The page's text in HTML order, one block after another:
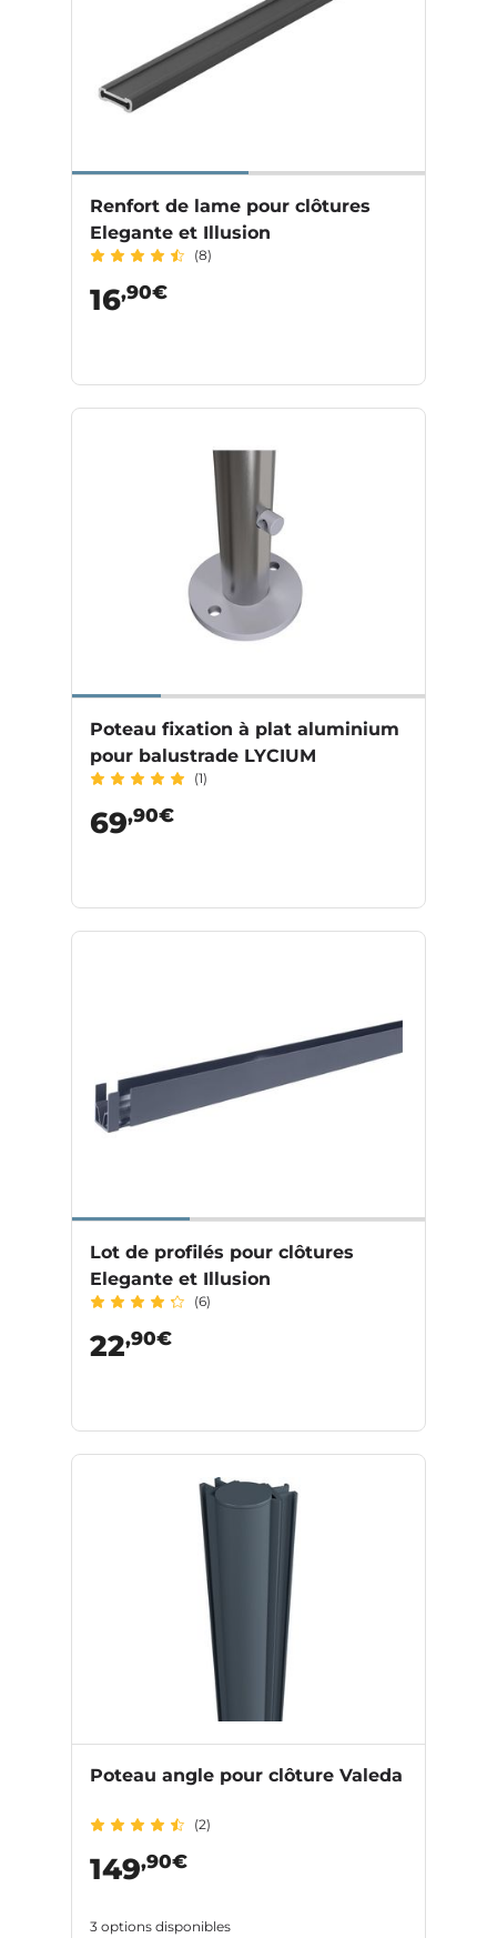
Renfort de lame pour clôtures
Elegante et Illusion
(8)
16,90€
Poteau fixation à plat aluminium
pour balustrade LYCIUM
(1)
69,90€
Lot de profilés pour clôtures
Elegante et Illusion
(6)
22,90€
Poteau angle pour clôture Valeda
(2)
149,90€
3 options disponibles